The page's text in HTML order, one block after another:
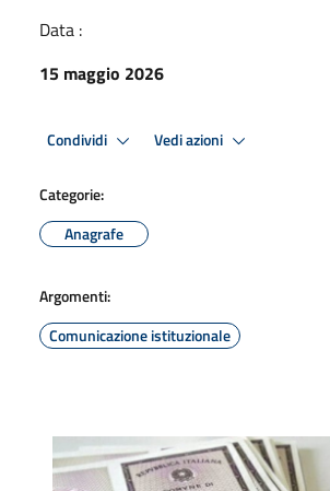
Data :
15 maggio 2026
Condividi Vedi azioni
Categorie:
Anagrafe
Argomenti:
Comunicazione istituzionale